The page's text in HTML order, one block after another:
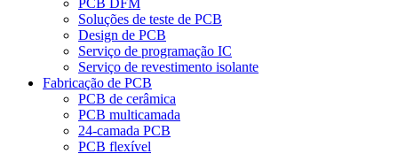
PCB DFM
Soluções de teste de PCB
Design de PCB
Serviço de programação IC
Serviço de revestimento isolante
Fabricação de PCB
PCB de cerâmica
PCB multicamada
24-camada PCB
PCB flexível